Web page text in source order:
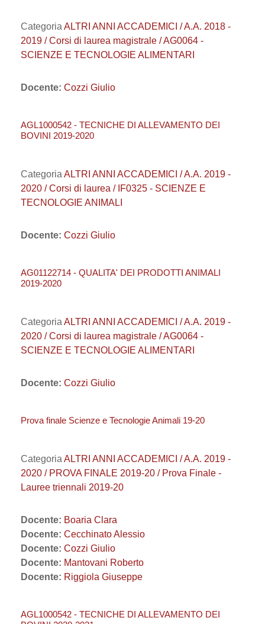
Categoria ALTRI ANNI ACCADEMICI / A.A. 2018 -
2019 / Corsi di laurea magistrale / AG0064 -
SCIENZE E TECNOLOGIE ALIMENTARI
Docente: Cozzi Giulio
AGL1000542 - TECNICHE DI ALLEVAMENTO DEI
BOVINI 2019-2020
Categoria ALTRI ANNI ACCADEMICI / A.A. 2019 -
2020 / Corsi di laurea / IF0325 - SCIENZE E
TECNOLOGIE ANIMALI
Docente: Cozzi Giulio
AG01122714 - QUALITA' DEI PRODOTTI ANIMALI
2019-2020
Categoria ALTRI ANNI ACCADEMICI / A.A. 2019 -
2020 / Corsi di laurea magistrale / AG0064 -
SCIENZE E TECNOLOGIE ALIMENTARI
Docente: Cozzi Giulio
Prova finale Scienze e Tecnologie Animali 19-20
Categoria ALTRI ANNI ACCADEMICI / A.A. 2019 -
2020 / PROVA FINALE 2019-20 / Prova Finale -
Lauree triennali 2019-20
Docente: Boaria Clara
Docente: Cecchinato Alessio
Docente: Cozzi Giulio
Docente: Mantovani Roberto
Docente: Riggiola Giuseppe
AGL1000542 - TECNICHE DI ALLEVAMENTO DEI